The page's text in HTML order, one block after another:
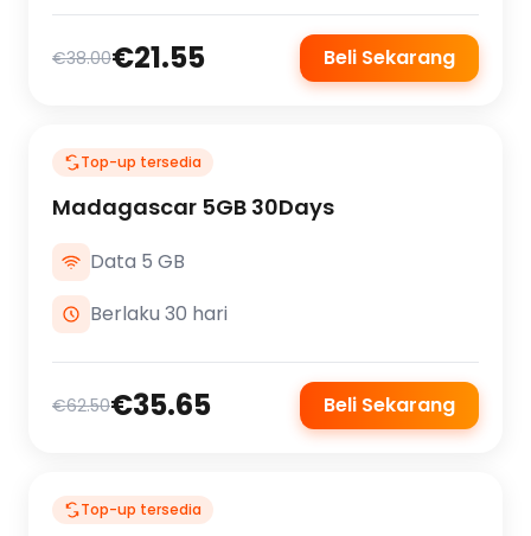
€38.00€21.55 Beli Sekarang
Top-up tersedia
Madagascar 5GB 30Days
Data 5 GB
Berlaku 30 hari
€62.50€35.65 Beli Sekarang
Top-up tersedia